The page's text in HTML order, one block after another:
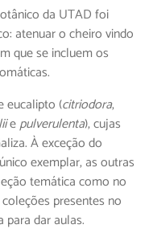
da UTAD foi
atenuar o cheiro vindo
que se incluem os
eucalipto (citriodora,
epulverulenta), cujas
À exceção do
exemplar, as outras
temática como no
presentes no
para dar aulas.